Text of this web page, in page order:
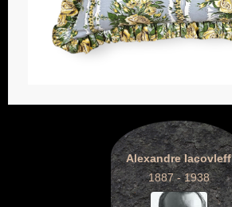
Alexandre Iacovleff
1887 - 1938